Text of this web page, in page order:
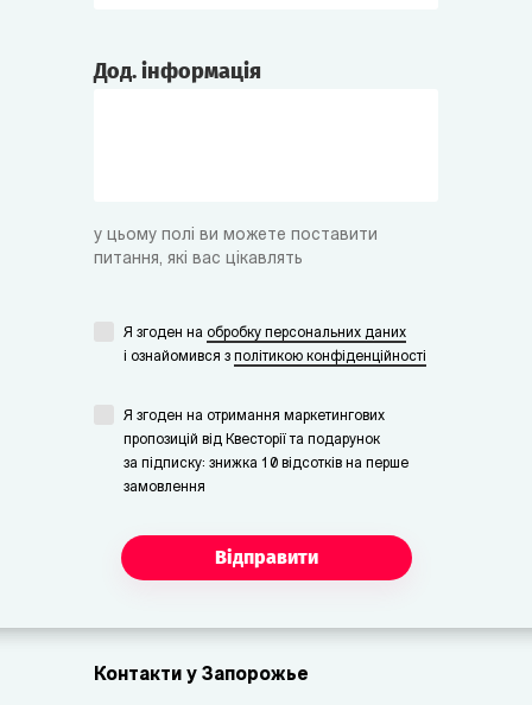
Дод. інформація
у цьому полі ви можете поставити
питання, які вас цікавлять
Я згоден на обробку персональних даних
i ознайомився з політикою конфіденційності
Я згоден на отримання маркетингових
пропозицій від Квесторії та подарунок
за підписку: знижка 10 відсотків на перше
замовлення
Відправити
Контакти у Запорожье